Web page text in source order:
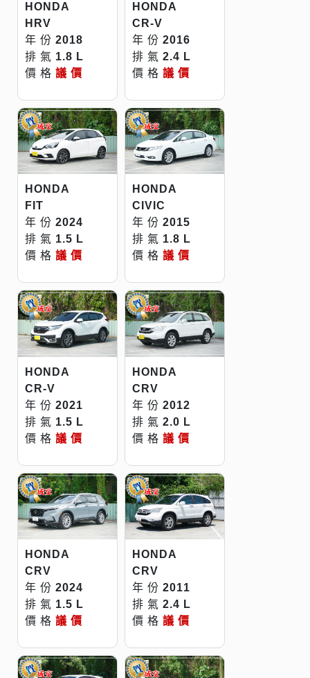
HONDA
HRV
年 份 2018
排 氣 1.8 L
價 格 議 價
HONDA
CR-V
年 份 2016
排 氣 2.4 L
價 格 議 價
HONDA
FIT
年 份 2024
排 氣 1.5 L
價 格 議 價
HONDA
CIVIC
年 份 2015
排 氣 1.8 L
價 格 議 價
HONDA
CR-V
年 份 2021
排 氣 1.5 L
價 格 議 價
HONDA
CRV
年 份 2012
排 氣 2.0 L
價 格 議 價
HONDA
CRV
年 份 2024
排 氣 1.5 L
價 格 議 價
HONDA
CRV
年 份 2011
排 氣 2.4 L
價 格 議 價